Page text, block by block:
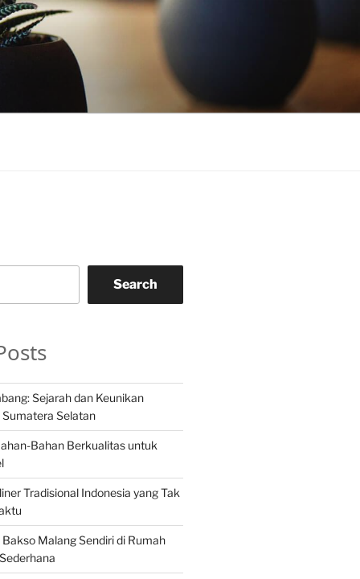
Search
Sejarah dan Keunikan
Selatan
Bahan Berkualitas untuk
Tradisional Indonesia yang Tak
Malang Sendiri di Rumah